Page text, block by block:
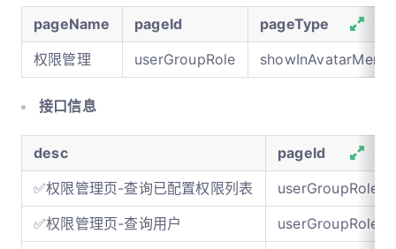
pageName pageId
pageType
权限管理
userGroupRole showInAvatarMenu
接口信息
desc
pageId
✅权限管理页-查询已配置权限列表
userGroupRole
✅权限管理页-查询用户
userGroupRole